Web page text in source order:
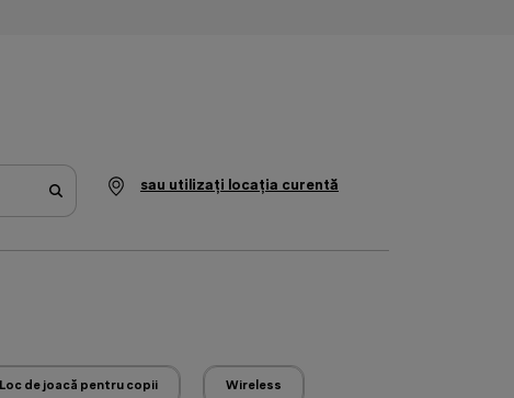
sau utilizați locația curentă
Loc de joacă pentru copii Wireless